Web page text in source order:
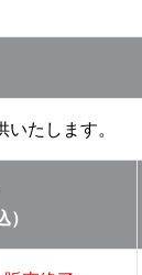
たします。
）